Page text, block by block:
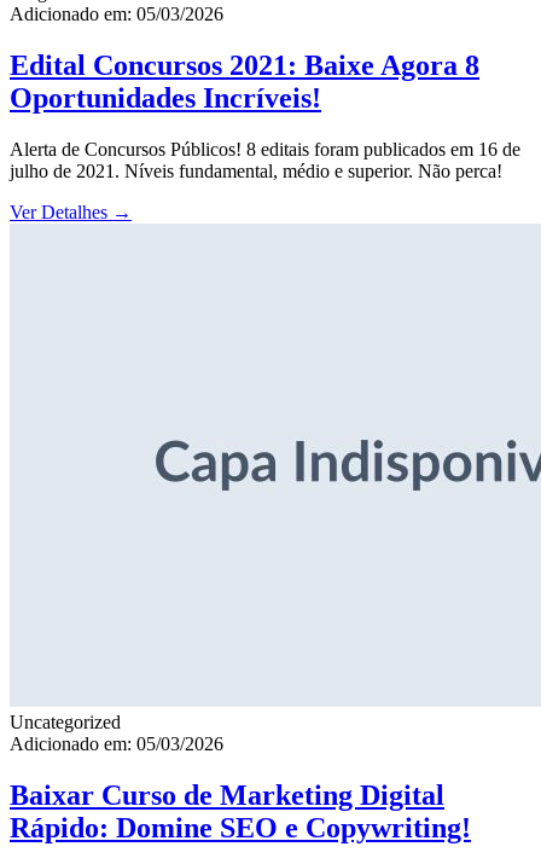
Adicionado em: 05/03/2026
Edital Concursos 2021: Baixe Agora 8
Oportunidades Incríveis!
Alerta de Concursos Públicos! 8 editais foram publicados em 16 de
julho de 2021. Níveis fundamental, médio e superior. Não perca!
Ver Detalhes →
Uncategorized
Adicionado em: 05/03/2026
Baixar Curso de Marketing Digital
Rápido: Domine SEO e Copywriting!